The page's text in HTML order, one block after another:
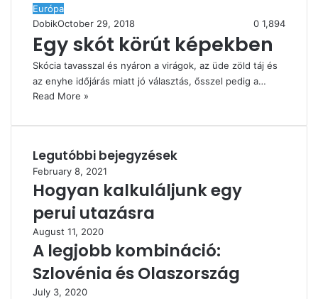
Európa
DobikOctober 29, 2018 0 1,894
Egy skót körút képekben
Skócia tavasszal és nyáron a virágok, az üde zöld táj és
az enyhe időjárás miatt jó választás, ősszel pedig a…
Read More »
Legutóbbi bejegyzések
February 8, 2021
Hogyan kalkuláljunk egy
perui utazásra
August 11, 2020
A legjobb kombináció:
Szlovénia és Olaszország
July 3, 2020